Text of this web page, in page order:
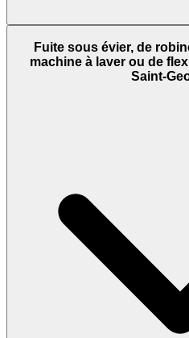
Fuite sous évier, de
machine à laver ou de
Saint-